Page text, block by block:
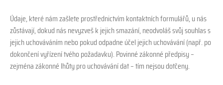
Údaje, které nám zašlete prostřednictvím kontaktních formulářů, u nás
zůstávají, dokud nás nevyzveš k jejich smazání, neodvoláš svůj souhlas s
jejich uchováváním nebo pokud odpadne účel jejich uchovávání (např. po
dokončení vyřízení tvého požadavku). Povinné zákonné předpisy –
zejména zákonné lhůty pro uchovávání dat – tím nejsou dotčeny.